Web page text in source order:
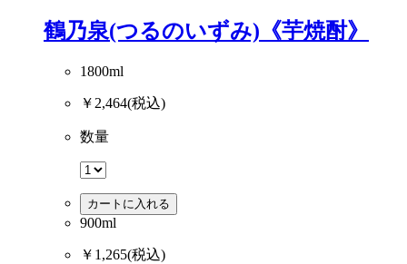
鶴乃泉(つるのいずみ)《芋焼酎》
1800ml
￥2,464(税込)
数量
カートに入れる
900ml
￥1,265(税込)